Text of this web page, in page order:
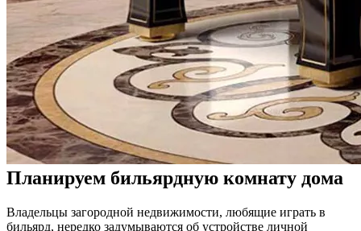
Планируем бильярдную комнату дома
Владельцы загородной недвижимости, любящие играть в
бильярд, нередко задумываются об устройстве личной